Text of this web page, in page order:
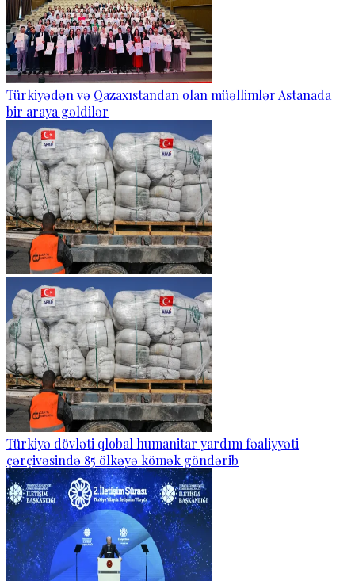
Türkiyədən və Qazaxıstandan olan müəllimlər Astanada
bir araya gəldilər
Türkiyə dövləti qlobal humanitar yardım fəaliyyəti
çərçivəsində 85 ölkəyə kömək göndərib